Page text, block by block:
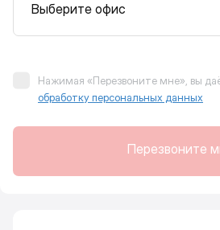
Выберите офис
Нажимая «Перезвоните мне», вы
обработку персональных данных
Перезвоните